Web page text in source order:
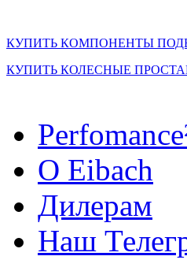
КУПИТЬ КОМПОНЕНТЫ
КУПИТЬ КОЛЕСНЫЕ
O Eibach
Дилерам
Наш